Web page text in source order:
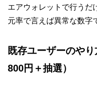
エアウォレットで行うだ
元率で言えば異常な数字
既存ユーザーのや
800円＋抽選）